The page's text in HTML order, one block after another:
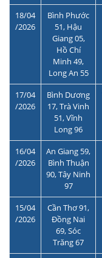
18/04
/2026
Bình Phước
51, Hậu
Giang 05,
Hồ Chí
Minh 49,
Long An 55
17/04
/2026
Bình Dương
17, Trà Vinh
51, Vĩnh
Long 96
16/04
/2026
An Giang 59,
Bình Thuận
90, Tây Ninh
97
15/04
/2026
Cần Thơ 91,
Đồng Nai
69, Sóc
Trăng 67